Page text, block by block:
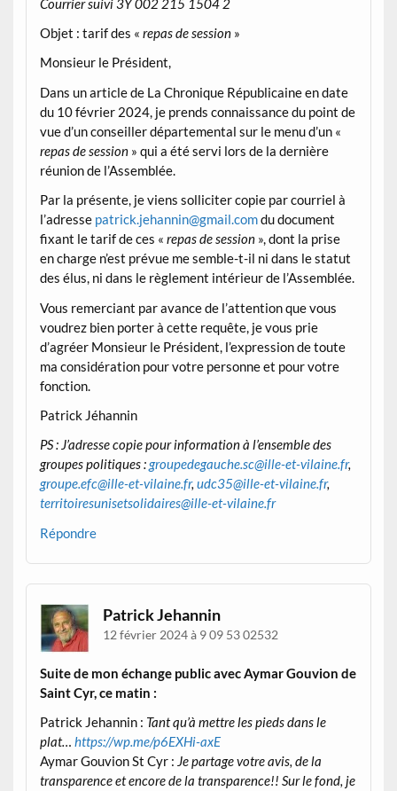
Objet : tarif des «repas de session »
Monsieur le Président,
Dans un article de La Chronique Républicaine en date
du 10 février 2024, je prends connaissance du point de
vue d’un conseiller départemental sur le menu d’un «
repas de session » qui a été servi lors de la dernière
réunion de l’Assemblée.
Par la présente, je viens solliciter copie par courriel à
l’adresse patrick.jehannin@gmail.comdu document
fixant le tarif de ces «repas de session », dont la prise
en charge n’est prévue me semble-t-il ni dans le statut
des élus, ni dans le règlement intérieur de l’Assemblée.
Vous remerciant par avance de l’attention que vous
voudrez bien porter à cette requête, je vous prie
d’agréer Monsieur le Président, l’expression de toute
ma considération pour votre personne et pour votre
fonction.
Patrick Jéhannin
PS : J’adresse copie pour information à l’ensemble des
groupes politiques :groupedegauche.sc@ille-et-vilaine.fr,
groupe.efc@ille-et-vilaine.fr,udc35@ille-et-vilaine.fr,
territoiresunisetsolidaires@ille-et-vilaine.fr
Répondre
Patrick Jehannin
12 février 2024 à 9 09 53 02532
Suite de mon échange public avec Aymar Gouvion de
Saint Cyr, ce matin :
Patrick Jehannin : Tant qu’à mettre les pieds dans le
plat…https://wp.me/p6EXHi-axE
Aymar Gouvion St Cyr : Je partage votre avis, de la
transparence et encore de la transparence!! Sur le fond, je